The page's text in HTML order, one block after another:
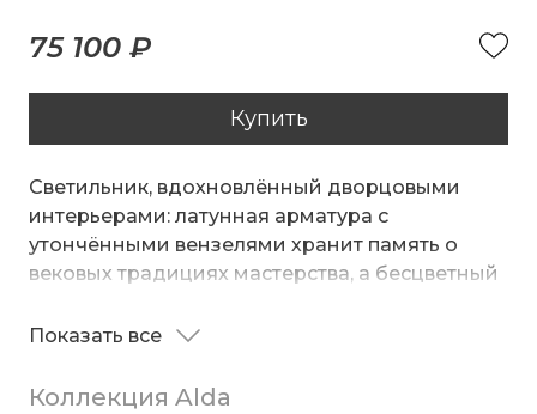
75 100 ₽
Купить
Светильник, вдохновлённый дворцовыми
интерьерами: латунная арматура с
утончёнными вензелями хранит память о
вековых традициях мастерства, а бесцветный
сияющих звёзд.
Эта модель станет центральным элементом
безупречный вкус владельца и добавит
Показать все
Коллекция Alda